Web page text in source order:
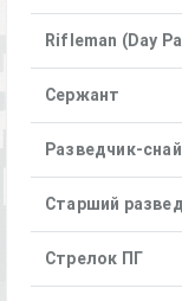
Rifleman (Day
Сержант
Разведчик-
Старший
Стрелок ПГ